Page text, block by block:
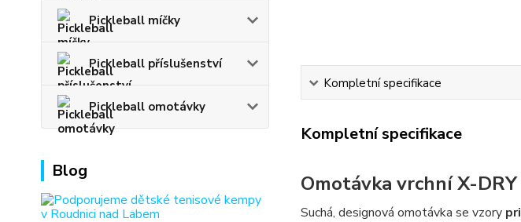
Pickleball míčky
Pickleball příslušenství
Pickleball omotávky
Blog
Kompletní specifikace
Kompletní specifikace
Omotávka vrchní X-DRY
Suchá, designová omotávka se vzory